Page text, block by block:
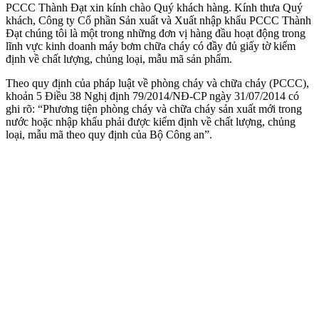
PCCC Thành Đạt xin kính chào Quý khách hàng. Kính thưa Quý
khách, Công ty Cổ phần Sản xuất và Xuất nhập khẩu PCCC Thành
Đạt chúng tôi là một trong những đơn vị hàng đầu hoạt động trong
lĩnh vực kinh doanh máy bơm chữa cháy có đầy đủ giấy tờ kiểm
định về chất lượng, chủng loại, mẫu mã sản phẩm.
Theo quy định của pháp luật về phòng cháy và chữa cháy (PCCC),
khoản 5 Điều 38 Nghị định 79/2014/NĐ-CP ngày 31/07/2014 có
ghi rõ: “Phương tiện phòng cháy và chữa cháy sản xuất mới trong
nước hoặc nhập khẩu phải được kiểm định về chất lượng, chủng
loại, mẫu mã theo quy định của Bộ Công an”.